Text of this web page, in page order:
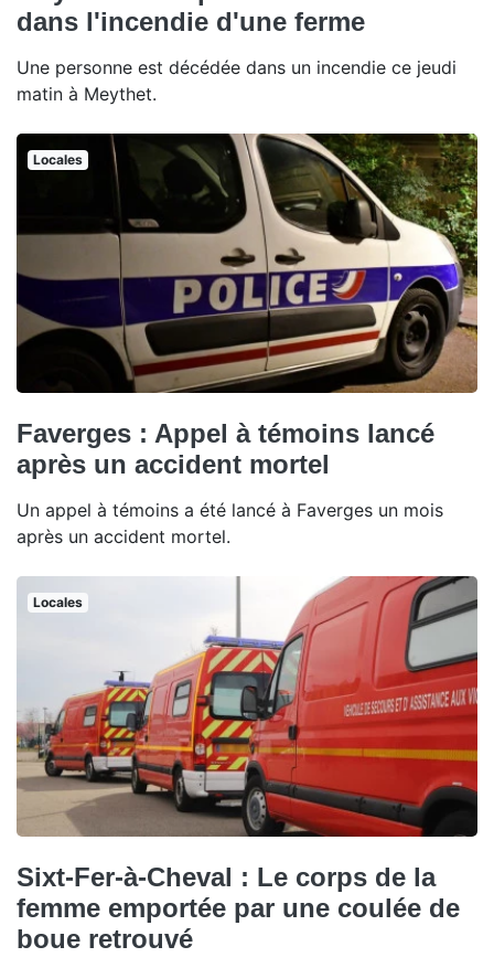
dans l'incendie d'une ferme
Une personne est décédée dans un incendie ce jeudi
matin à Meythet.
Locales
Faverges : Appel à témoins lancé
après un accident mortel
Un appel à témoins a été lancé à Faverges un mois
après un accident mortel.
Locales
Sixt-Fer-à-Cheval : Le corps de la
femme emportée par une coulée de
boue retrouvé